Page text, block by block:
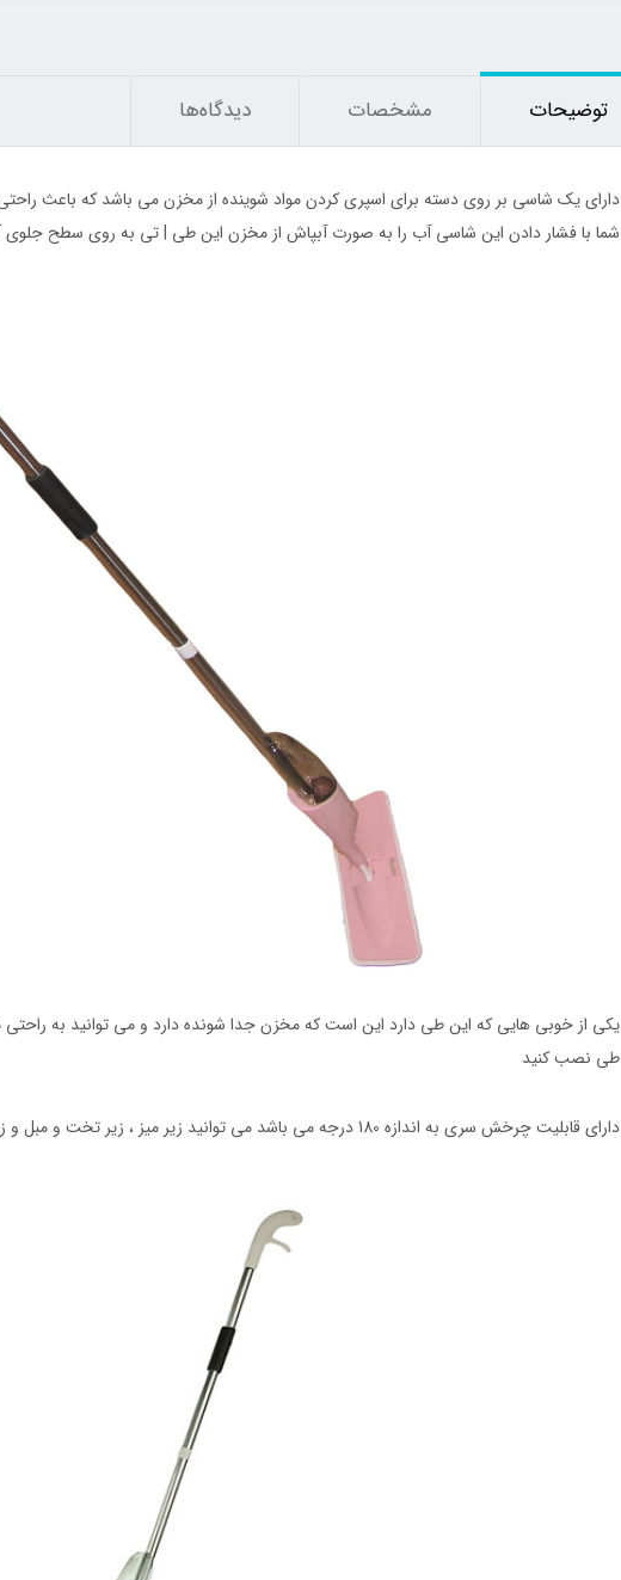
زیر
توضیحات مشخصات دیدگاه‌ها
دارای یک شاسی بر روی دسته برای اسپری کردن مواد شوینده از مخزن می باشد که باعث
شما با فشار دادن این شاسی آب را به صورت آبپاش از مخزن این طی | تی به روی سطح جلوی
یکی از خوبی هایی که این طی دارد این است که مخزن جدا شونده دارد و می توانید به راحتی
طی نصب کنید
دارای قابلیت چرخش سری به اندازه 180 درجه می باشد می توانید زیر میز ، زیر تخت و مبل و زیر کابینت ها را به راحتی طی بکشید